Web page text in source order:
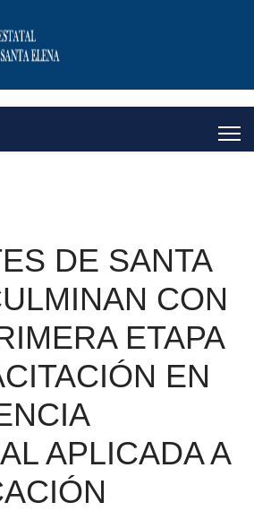
DE SANTA
CON
ETAPA
EN
APLICADA A